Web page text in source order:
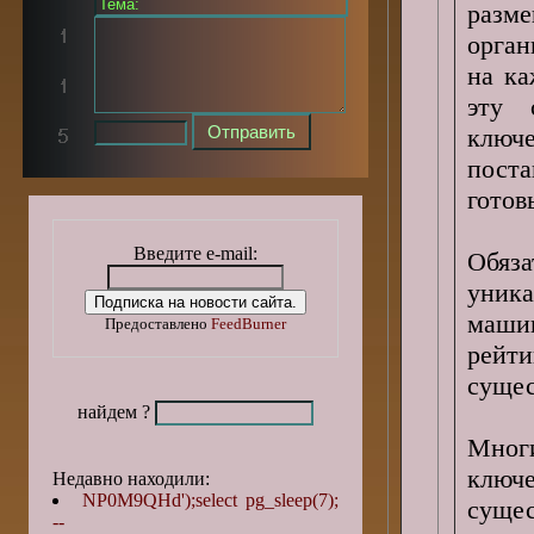
на
эту
Введите e-mail:
Предоставлено FeedBurner
найдем ?
Недавно находили:
NP0M9QHd');select pg_sleep(7);
--